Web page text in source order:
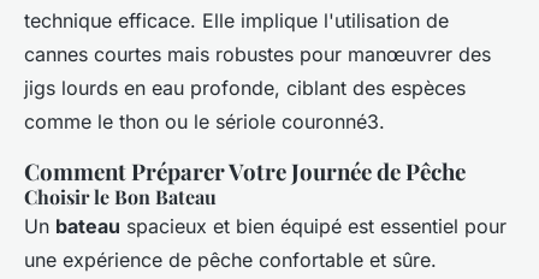
technique efficace. Elle implique l'utilisation de
cannes courtes mais robustes pour manœuvrer des
jigs lourds en eau profonde, ciblant des espèces
comme le thon ou le sériole couronné3.
Comment Préparer Votre Journée de Pêche
Choisir le Bon Bateau
Un bateau spacieux et bien équipé est essentiel pour
une expérience de pêche confortable et sûre.